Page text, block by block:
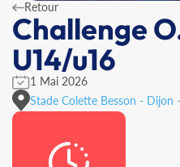
Retour
Challenge
U14/u16
1 Mai 2026
Stade Colette Besson - Dijon